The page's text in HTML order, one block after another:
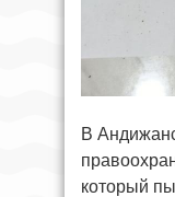
В
который